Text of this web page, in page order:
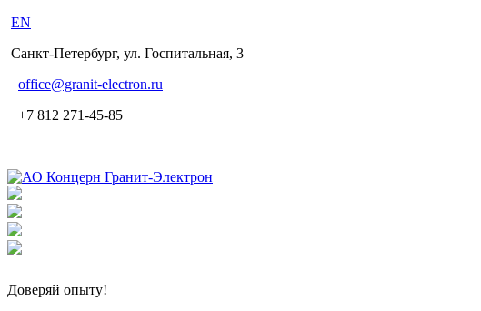
EN
Санкт-Петербург, ул. Госпитальная, 3
office@granit-electron.ru
+7 812 271-45-85
Доверяй опыту!